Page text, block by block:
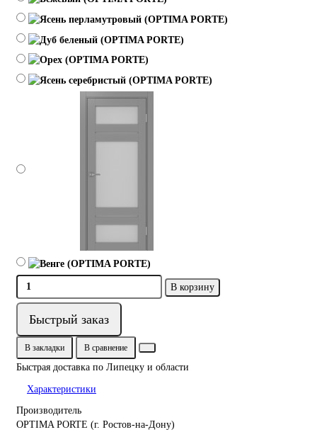
В корзину
Быстрый заказ
В закладки В сравнение
Быстрая доставка по Липецку и области
Характеристики
Производитель
OPTIMA PORTE (г. Ростов-на-Дону)